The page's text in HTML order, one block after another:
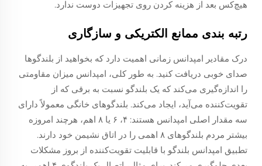
هیچ‌کس بعد از هزینه کردن روی تجهیزات دوست ندارد.
رتبه بندی ممانع الکتریکی و سازگاری
درک مقادیر امپدانس زمانی اهمیت دارد که بخواهید از بلندگوها
صدای خوبی دریافت کنید. به طور کلی، امپدانس میزان مقاومتی
را اندازه‌گیری می‌کند که یک بلندگو نسبت به برقی که از
تقویت‌کننده می‌آید، ایجاد می‌کند. بلندگوهای خانگی معمولاً دارای
سه مقدار اصلی امپدانس هستند: ۴، ۶ یا ۸ اهم، هرچند امروزه
بیشتر مردم بلندگوهای ۸ اهمی را در اتاق نشیمن خود دارند.
تطبیق امپدانس بلندگو با قابلیت تقویت‌کننده از بروز مشکلات